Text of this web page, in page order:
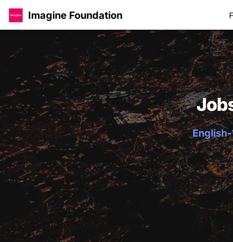
Imagine Foundation